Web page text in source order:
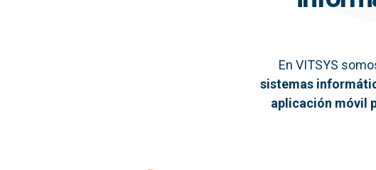
En VITSYS
sistemas
aplicación móvil